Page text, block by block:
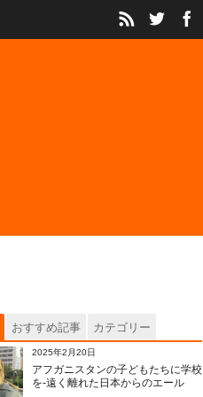
おすすめ記事 カテゴリー
2025年2月20日
アフガニスタンの子どもたちに学校
を‐遠く離れた日本からのエール